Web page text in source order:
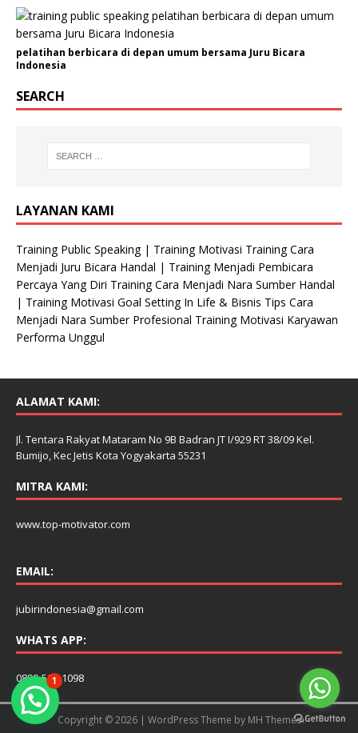
pelatihan berbicara di depan umum bersama Juru Bicara
Indonesia
SEARCH
LAYANAN KAMI
Training Public Speaking | Training Motivasi Training Cara
Menjadi Juru Bicara Handal | Training Menjadi Pembicara
Percaya Yang Diri Training Cara Menjadi Nara Sumber Handal
| Training Motivasi Goal Setting In Life & Bisnis Tips Cara
Menjadi Nara Sumber Profesional Training Motivasi Karyawan
Performa Unggul
ALAMAT KAMI:
Jl. Tentara Rakyat Mataram No 9B Badran JT I/929 RT 38/09 Kel.
Bumijo, Kec Jetis Kota Yogyakarta 55231
MITRA KAMI:
www.top-motivator.com
EMAIL:
jubirindonesia@gmail.com
WHATS APP:
0899-506-1098
Copyright © 2026 | WordPress Theme by MH Themes
1